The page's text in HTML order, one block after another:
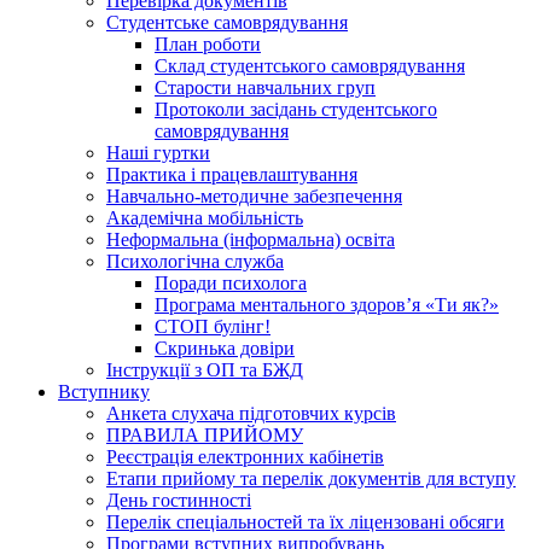
Студентське самоврядування
План роботи
Склад студентського самоврядування
Старости навчальних груп
Протоколи засідань студентського
самоврядування
Наші гуртки
Практика і працевлаштування
Навчально-методичне забезпечення
Академічна мобільність
Неформальна (інформальна) освіта
Психологічна служба
Поради психолога
Програма ментального здоров’я «Ти як?»
СТОП булінг!
Скринька довіри
Інструкції з ОП та БЖД
Вступнику
Анкета слухача підготовчих курсів
ПРАВИЛА ПРИЙОМУ
Реєстрація електронних кабінетів
Етапи прийому та перелік документів для вступу
День гостинності
Перелік спеціальностей та їх ліцензовані обсяги
Програми вступних випробувань